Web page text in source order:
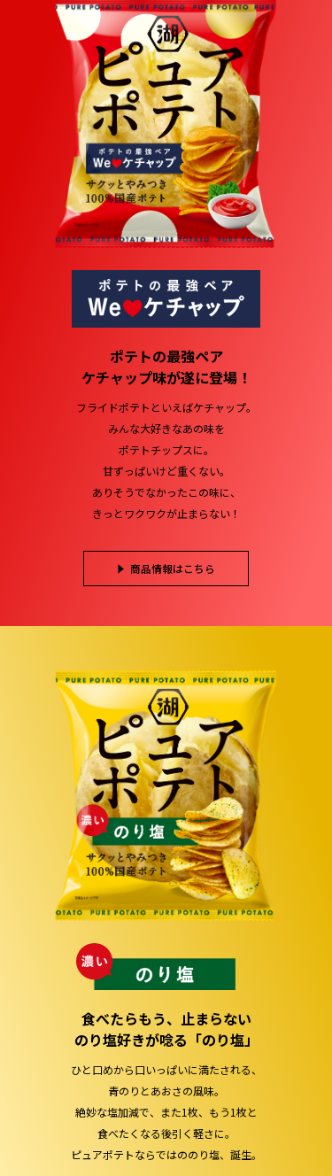
ポテトの最強ペア
ケチャップ味が遂に登場！
フライドポテトといえばケチャップ。
みんな大好きなあの味を
ポテトチップスに。
甘ずっぱいけど重くない。
ありそうでなかったこの味に、
きっとワクワクが止まらない！
商品情報はこちら
食べたらもう、止まらない
のり塩好きが唸る「のり塩」
ひと口めから口いっぱいに満たされる、
青のりとあおさの風味。
絶妙な塩加減で、また1枚、もう1枚と
食べたくなる後引く軽さに。
ピュアポテトならではののり塩、誕生。